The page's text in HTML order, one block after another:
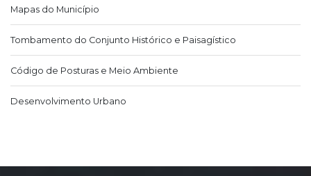
Mapas do Município
Tombamento do Conjunto Histórico e Paisagístico
Código de Posturas e Meio Ambiente
Desenvolvimento Urbano